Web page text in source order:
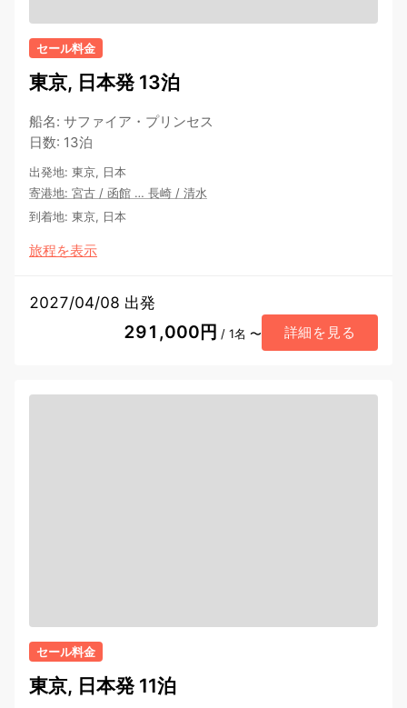
セール料金
東京, 日本発 13泊
船名: サファイア・プリンセス
日数: 13泊
出発地: 東京, 日本
寄港地: 宮古 / 函館 … 長崎 / 清水
到着地: 東京, 日本
旅程を表示
2027/04/08 出発
291,000円 / 1名 〜 詳細を見る
セール料金
東京, 日本発 11泊